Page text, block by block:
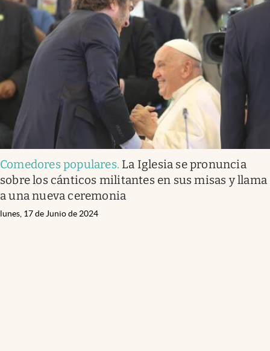
Comedores populares. La Iglesia se pronuncia
sobre los cánticos militantes en sus misas y llama
a una nueva ceremonia
lunes, 17 de Junio de 2024